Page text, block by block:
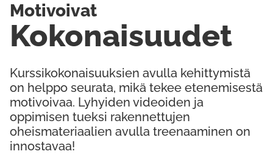
Kurssikokonaisuuksien avulla kehittymistä
on helppo seurata, mikä tekee etenemisestä
motivoivaa. Lyhyiden videoiden ja
oppimisen tueksi rakennettujen
oheismateriaalien avulla treenaaminen on
innostavaa!
Kokonaisuudet
Motivoivat